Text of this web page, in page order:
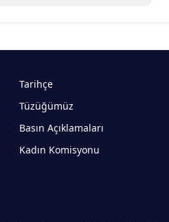
Tarihçe
Tüzüğümüz
Basın Açıklamaları
Kadın Komisyonu